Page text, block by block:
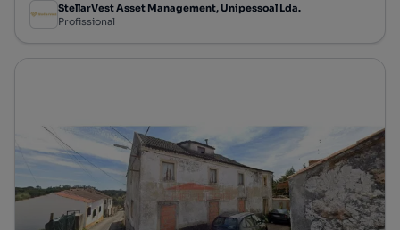
StellarVest Asset Management, Unipessoal Lda.
Profissional